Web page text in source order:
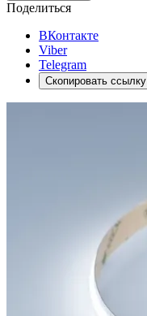
Поделиться
ВКонтакте
Viber
Telegram
Скопировать ссылку